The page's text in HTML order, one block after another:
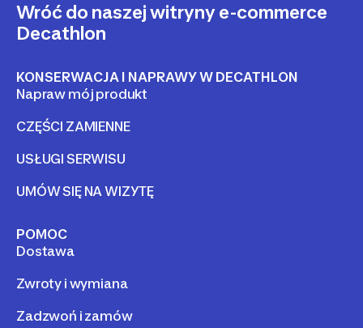
Wróć do naszej witryny e-commerce
Decathlon
KONSERWACJA I NAPRAWY W DECATHLON
Napraw mój produkt
CZĘŚCI ZAMIENNE
USŁUGI SERWISU
UMÓW SIĘ NA WIZYTĘ
POMOC
Dostawa
Zwroty i wymiana
Zadzwoń i zamów